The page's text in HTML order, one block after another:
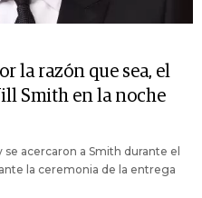
la razón que sea, el
Smith en la noche
acercaron a Smith durante el
la ceremonia de la entrega